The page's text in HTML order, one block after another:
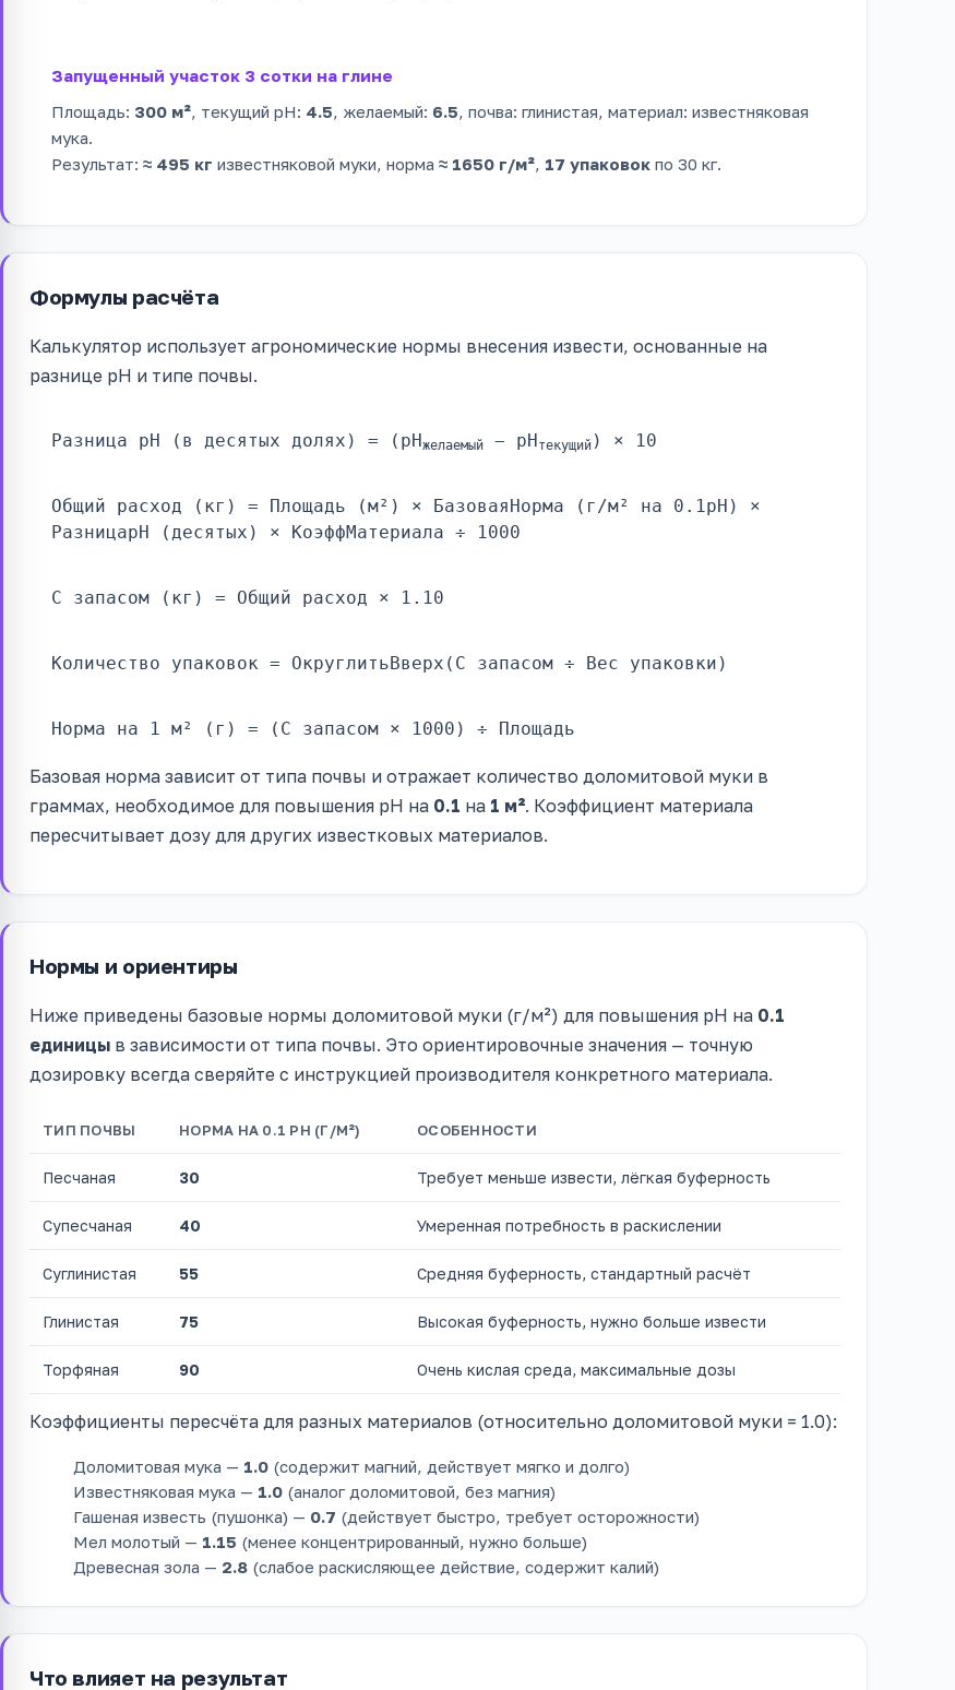
Запущенный участок 3 сотки на глине
Площадь: 300 м², текущий pH: 4.5, желаемый: 6.5, почва: глинистая, материал: известняковая
мука.
Результат: ≈ 495 кг известняковой муки, норма ≈ 1650 г/м², 17 упаковок по 30 кг.
Формулы расчёта
Калькулятор использует агрономические нормы внесения извести, основанные на
разнице pH и типе почвы.
Разница pH (в десятых долях) = (pHжелаемый − pHтекущий ) × 10
Общий расход (кг) = Площадь (м²) × БазоваяНорма (г/м² на 0.1pH) ×
РазницаpH (десятых) × КоэффМатериала ÷ 1000
С запасом (кг) = Общий расход × 1.10
Количество упаковок = ОкруглитьВверх(С запасом ÷ Вес упаковки)
Норма на 1 м² (г) = (С запасом × 1000) ÷ Площадь
Базовая норма зависит от типа почвы и отражает количество доломитовой муки в
граммах, необходимое для повышения pH на 0.1 на 1 м². Коэффициент материала
пересчитывает дозу для других известковых материалов.
Нормы и ориентиры
Ниже приведены базовые нормы доломитовой муки (г/м²) для повышения pH на 0.1
единицы в зависимости от типа почвы. Это ориентировочные значения — точную
дозировку всегда сверяйте с инструкцией производителя конкретного материала.
ТИП ПОЧВЫ НОРМА НА 0.1 PH (Г/М²) ОСОБЕННОСТИ
Песчаная 30 Требует меньше извести, лёгкая буферность
Супесчаная 40 Умеренная потребность в раскислении
Суглинистая 55 Средняя буферность, стандартный расчёт
Глинистая 75 Высокая буферность, нужно больше извести
Торфяная 90 Очень кислая среда, максимальные дозы
Коэффициенты пересчёта для разных материалов (относительно доломитовой муки = 1.0):
Доломитовая мука — 1.0 (содержит магний, действует мягко и долго)
Известняковая мука — 1.0 (аналог доломитовой, без магния)
Гашеная известь (пушонка) — 0.7 (действует быстро, требует осторожности)
Мел молотый — 1.15 (менее концентрированный, нужно больше)
Древесная зола — 2.8 (слабое раскисляющее действие, содержит калий)
Что влияет на результат